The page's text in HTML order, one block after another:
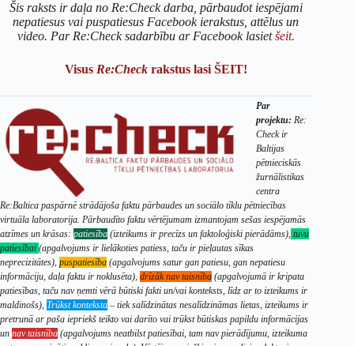
Šis raksts ir daļa no Re:Check darba, pārbaudot iespējami
nepatiesus vai puspatiesus Facebook ierakstus, attēlus un
video. Par Re:Check sadarbību ar Facebook lasietšeit.
Visus Re:Checkrakstus lasi ŠEIT!
Par
projektu: Re:
Check ir
Baltijas
pētnieciskās
žurnālistikas
centra
Re:Baltica paspārnē strādājoša faktu pārbaudes un sociālo tīklu pētniecības
virtuāla laboratorija. Pārbaudīto faktu vērtējumam izmantojam sešas iespējamās
atzīmes un krāsas: patiesība (izteikums ir precīzs un faktoloģiski pierādāms), tuvu
patiesībai (apgalvojums ir lielākoties patiess, taču ir pieļautas sīkas
neprecizitātes), puspatiesība (apgalvojums satur gan patiesu, gan nepatiesu
informāciju, daļa faktu ir noklusēta), drīzāk nav taisnība (apgalvojumā ir kripata
patiesības, taču nav ņemti vērā būtiski fakti un/vai konteksts, līdz ar to izteikums ir
maldinošs), Trūkst konteksta – tiek salīdzinātas nesalīdzināmas lietas, izteikums ir
pretrunā ar paša iepriekš teikto vai darīto vai trūkst būtiskas papildu informācijas
un nav taisnība (apgalvojums neatbilst patiesībai, tam nav pierādījumu, izteikuma